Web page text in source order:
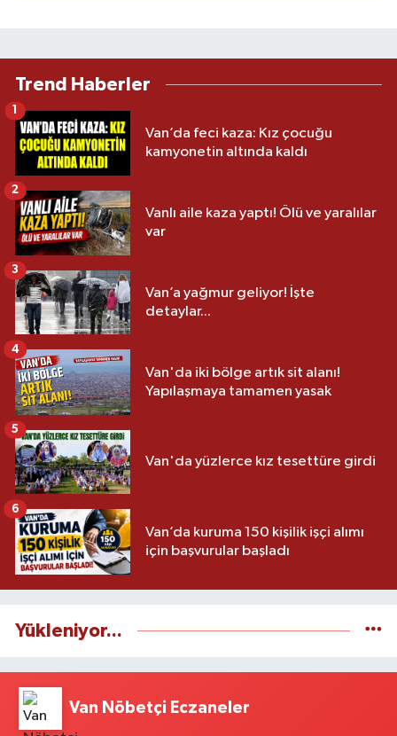
Trend Haberler
Van’da feci kaza: Kız çocuğu
kamyonetin altında kaldı
1
Vanlı aile kaza yaptı! Ölü ve yaralılar
var
2
Van’a yağmur geliyor! İşte
detaylar...
3
Van'da iki bölge artık sit alanı!
Yapılaşmaya tamamen yasak
4
Van'da yüzlerce kız tesettüre girdi
5
Van’da kuruma 150 kişilik işçi alımı
için başvurular başladı
6
Yükleniyor...
Van Nöbetçi Eczaneler